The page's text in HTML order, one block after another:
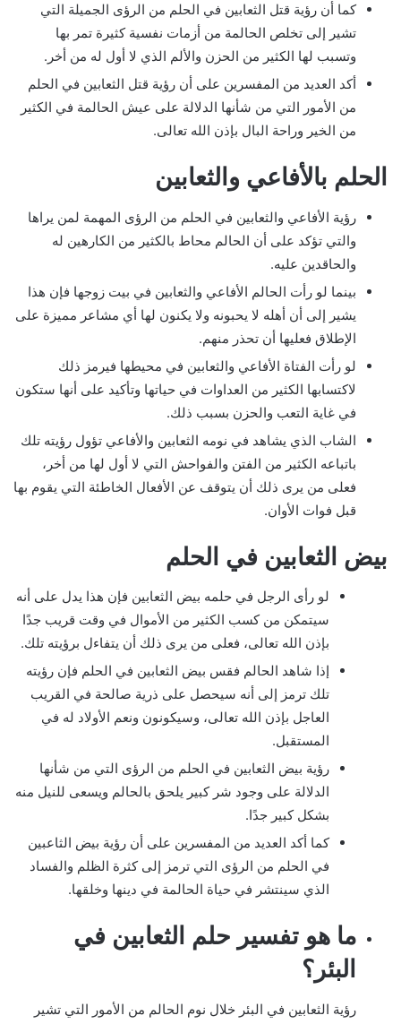
كما أن رؤية قتل الثعابين في الحلم من الرؤى الجميلة التي
تشير إلى تخلص الحالمة من أزمات نفسية كثيرة تمر بها
وتسبب لها الكثير من الحزن والألم الذي لا أول له من أخر.
أكد العديد من المفسرين على أن رؤية قتل الثعابين في الحلم
من الأمور التي من شأنها الدلالة على عيش الحالمة في الكثير
من الخير وراحة البال بإذن الله تعالى.
الحلم بالأفاعي والثعابين
رؤية الأفاعي والثعابين في الحلم من الرؤى المهمة لمن يراها
والتي تؤكد على أن الحالم محاط بالكثير من الكارهين له
والحاقدين عليه.
بينما لو رأت الحالم الأفاعي والثعابين في بيت زوجها فإن هذا
يشير إلى أن أهله لا يحبونه ولا يكنون لها أي مشاعر مميزة على
الإطلاق فعليها أن تحذر منهم.
لو رأت الفتاة الأفاعي والثعابين في محيطها فيرمز ذلك
لاكتسابها الكثير من العداوات في حياتها وتأكيد على أنها ستكون
في غاية التعب والحزن بسبب ذلك.
الشاب الذي يشاهد في نومه الثعابين والأفاعي تؤول رؤيته تلك
باتباعه الكثير من الفتن والفواحش التي لا أول لها من أخر،
فعلى من يرى ذلك أن يتوقف عن الأفعال الخاطئة التي يقوم بها
قبل فوات الأوان.
بيض الثعابين في الحلم
لو رأى الرجل في حلمه بيض الثعابين فإن هذا يدل على أنه
سيتمكن من كسب الكثير من الأموال في وقت قريب جدًا
بإذن الله تعالى، فعلى من يرى ذلك أن يتفاءل برؤيته تلك.
إذا شاهد الحالم فقس بيض الثعابين في الحلم فإن رؤيته
تلك ترمز إلى أنه سيحصل على ذرية صالحة في القريب
العاجل بإذن الله تعالى، وسيكونون ونعم الأولاد له في
المستقبل.
رؤية بيض الثعابين في الحلم من الرؤى التي من شأنها
الدلالة على وجود شر كبير يلحق بالحالم ويسعى للنيل منه
بشكل كبير جدًا.
كما أكد العديد من المفسرين على أن رؤية بيض الثاعبين
في الحلم من الرؤى التي ترمز إلى كثرة الظلم والفساد
الذي سينتشر في حياة الحالمة في دينها وخلقها.
ما هو تفسير حلم الثعابين في
البئر؟
رؤية الثعابين في البئر خلال نوم الحالم من الأمور التي تشير